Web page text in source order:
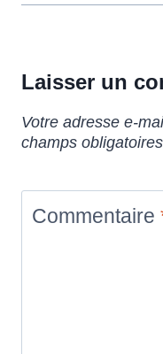
Laisser un
Votre adresse e-
champs
Commentaire